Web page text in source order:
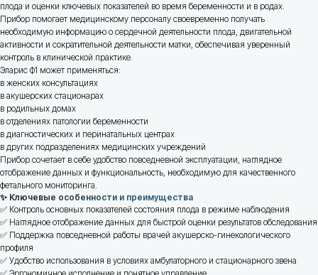
плода и оценки ключевых показателей во время беременности и в родах.
Прибор помогает медицинскому персоналу своевременно получать
необходимую информацию о сердечной деятельности плода, двигательной
активности и сократительной деятельности матки, обеспечивая уверенный
контроль в клинической практике.
Эларис Ф1 может применяться:
в женских консультациях
в акушерских стационарах
в родильных домах
в отделениях патологии беременности
в диагностических и перинатальных центрах
в других подразделениях медицинских учреждений
Прибор сочетает в себе удобство повседневной эксплуатации, наглядное
отображение данных и функциональность, необходимую для качественного
фетального мониторинга.
✨ Ключевые особенности и преимущества
✅ Контроль основных показателей состояния плода в режиме наблюдения
✅ Наглядное отображение данных для быстрой оценки результатов обследования
✅ Поддержка повседневной работы врачей акушерско-гинекологического
профиля
✅ Удобство использования в условиях амбулаторного и стационарного звена
ООО
+375 (29) 585-33-43
+375 (29) 840-00-47
Телефон
info@gmservice.by
Почта
г. Минск, ул. В. Хоружей 31А, пом. 102
Адрес